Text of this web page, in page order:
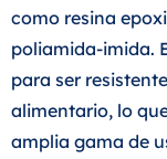
como resina
poliamida-imida.
para ser
alimentario, lo
amplia gama de